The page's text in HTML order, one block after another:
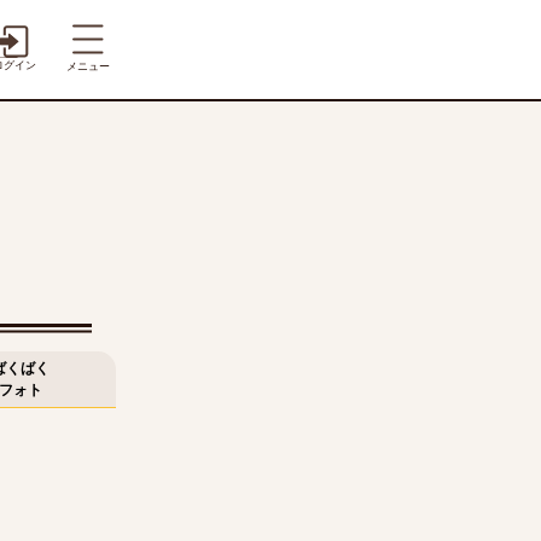
グイン メニュー
くばく
ォト